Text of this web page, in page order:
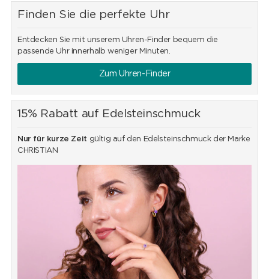
Finden Sie die perfekte Uhr
Entdecken Sie mit unserem Uhren-Finder bequem die
passende Uhr innerhalb weniger Minuten.
Zum Uhren-Finder
15% Rabatt auf Edelsteinschmuck
Nur für kurze Zeit gültig auf den Edelsteinschmuck der Marke
CHRISTIAN